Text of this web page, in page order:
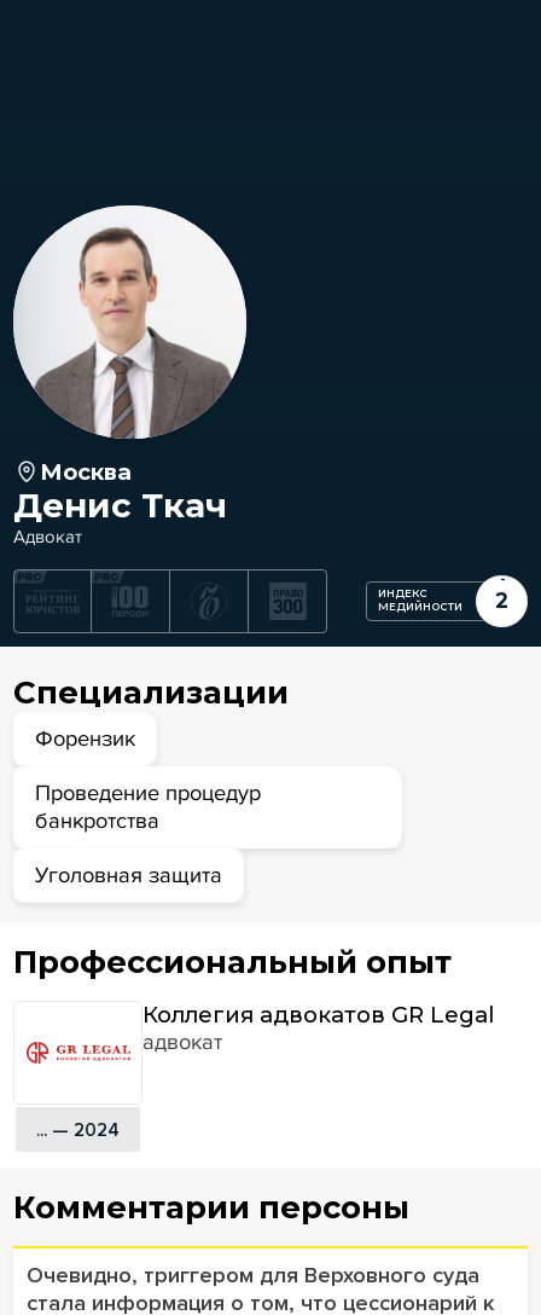
Москва
Денис Ткач
Адвокат
ИНДЕКС
МЕДИЙНОСТИ
2
Специализации
Форензик
Проведение процедур
банкротства
Уголовная защита
Профессиональный опыт
... — 2024
Коллегия адвокатов GR Legal
адвокат
Комментарии персоны
Очевидно, триггером для Верховного суда
стала информация о том, что цессионарий к